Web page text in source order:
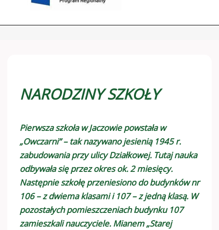
NARODZINY SZKOŁY
Pierwsza szkoła w Jaczowie powstała w
„Owczarni” – tak nazywano jesienią 1945 r.
zabudowania przy ulicy Działkowej. Tutaj nauka
odbywała się przez okres ok. 2 miesięcy.
Następnie szkołę przeniesiono do budynków nr
106 – z dwiema klasami i 107 – z jedną klasą. W
pozostałych pomieszczeniach budynku 107
zamieszkali nauczyciele. Mianem „Starej